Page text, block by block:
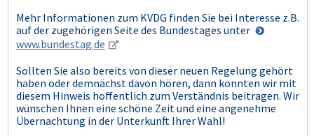
Mehr Informationen zum KVDG finden Sie bei Interesse z.B.
auf der zugehörigen Seite des Bundestages unter
www.bundestag.de
Sollten Sie also bereits von dieser neuen Regelung gehört
haben oder demnächst davon hören, dann konnten wir mit
diesem Hinweis hoffentlich zum Verständnis beitragen. Wir
wünschen Ihnen eine schöne Zeit und eine angenehme
Übernachtung in der Unterkunft Ihrer Wahl!